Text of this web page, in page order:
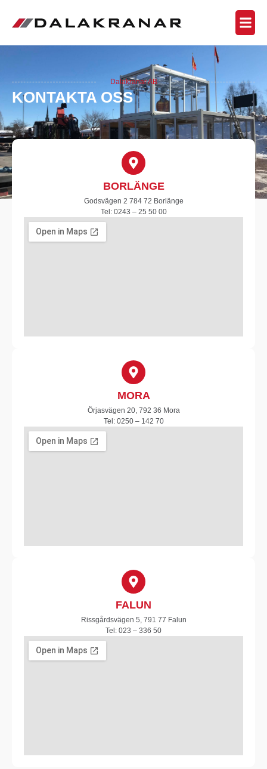
Dalakranar AB
KONTAKTA OSS
BORLÄNGE
Godsvägen 2 784 72 Borlänge
Tel: 0243 – 25 50 00
MORA
Örjasvägen 20, 792 36 Mora
Tel: 0250 – 142 70
FALUN
Rissgårdsvägen 5, 791 77 Falun
Tel: 023 – 336 50